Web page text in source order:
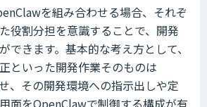
を組み合わせる場合、それぞ
役割分担を意識することで、開発
できます。基本的な考え方として、
といった開発作業そのものは
、その開発環境への指示出しや定
面をOpenClawで制御する構成が有